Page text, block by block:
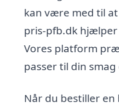
kan være med til
pris-pfb.dk
Vores platform
passer til din
Når du bestiller